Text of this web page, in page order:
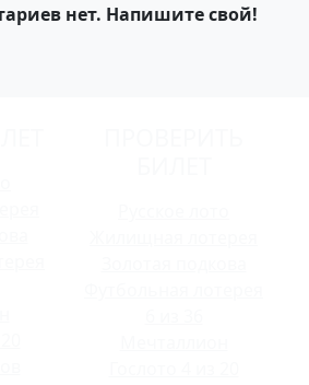
нет. Напишите свой!